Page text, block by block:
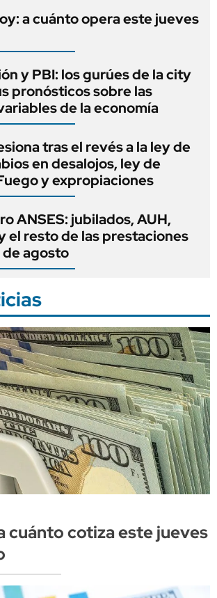
a cuánto opera este jueves
y PBI: los gurúes de la city
pronósticos sobre las
de la economía
tras el revés a la ley de
en desalojos, ley de
y expropiaciones
ANSES: jubilados, AUH,
el resto de las prestaciones
agosto
cuánto cotiza este jueves